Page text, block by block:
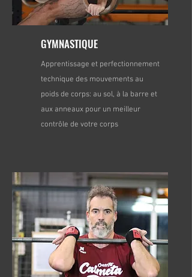
GYMNASTIQUE
Apprentissage et perfectionnement
technique des mouvements au
poids de corps: au sol, à la barre et
aux anneaux pour un meilleur
contrôle de votre corps